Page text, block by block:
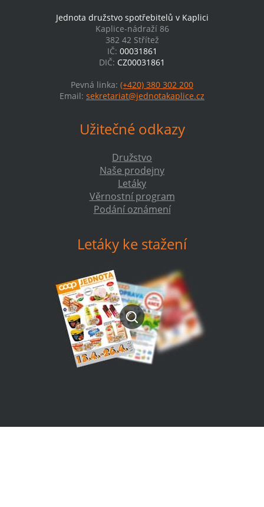
Jednota družstvo spotřebitelů v Kaplici
Kaplice-nádraží 86
382 42 Střítež
IČ: 00031861
DIČ: CZ00031861
Pevná linka: (+420) 380 302 200
Email: sekretariat@jednotakaplice.cz
Užitečné odkazy
Družstvo
Naše prodejny
Letáky
Věrnostní program
Podání oznámení
Letáky ke stažení